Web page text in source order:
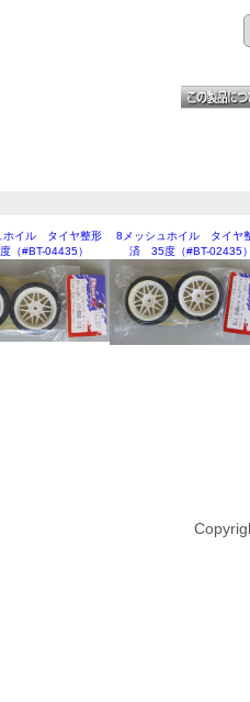
ホイル タイヤ整形
（#BT-04435）
8メッシュホイル タイヤ
済 35度（#BT-02435）